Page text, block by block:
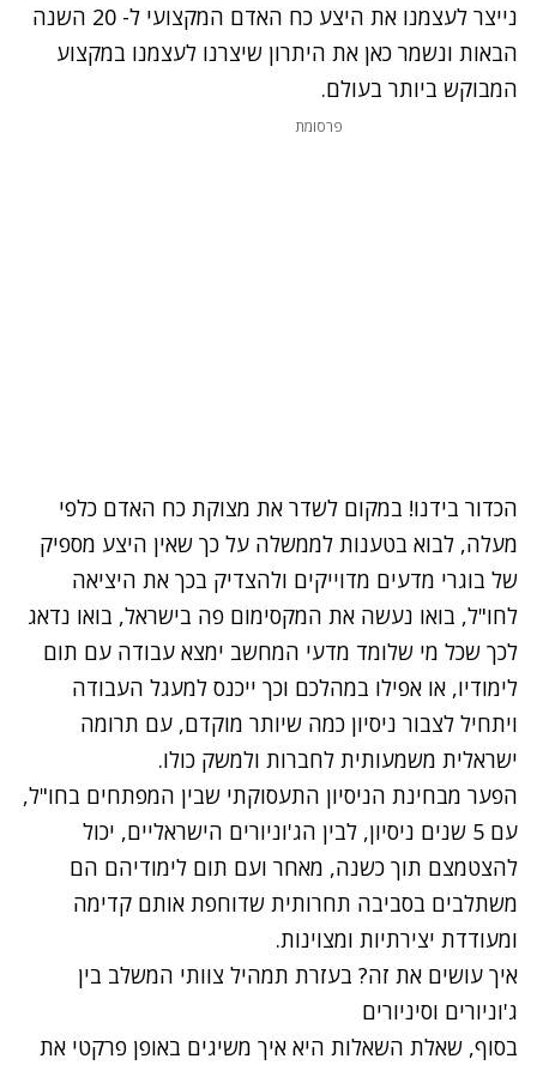
נייצר לעצמנו את היצע כח האדם המקצועי ל- 20 השנה
הבאות ונשמר כאן את היתרון שיצרנו לעצמנו במקצוע
המבוקש ביותר בעולם.
פרסומת
הכדור בידנו! במקום לשדר את מצוקת כח האדם כלפי
מעלה, לבוא בטענות לממשלה על כך שאין היצע מספיק
של בוגרי מדעים מדוייקים ולהצדיק בכך את היציאה
לחו"ל, בואו נעשה את המקסימום פה בישראל, בואו נדאג
לכך שכל מי שלומד מדעי המחשב ימצא עבודה עם תום
לימודיו, או אפילו במהלכם וכך ייכנס למעגל העבודה
ויתחיל לצבור ניסיון כמה שיותר מוקדם, עם תרומה
ישראלית משמעותית לחברות ולמשק כולו.
הפער מבחינת הניסיון התעסוקתי שבין המפתחים בחו"ל,
עם 5 שנים ניסיון, לבין הג'וניורים הישראליים, יכול
להצטמצם תוך כשנה, מאחר ועם תום לימודיהם הם
משתלבים בסביבה תחרותית שדוחפת אותם קדימה
ומעודדת יצירתיות ומצוינות.
איך עושים את זה? בעזרת תמהיל צוותי המשלב בין
ג'וניורים וסיניורים
בסוף, שאלת השאלות היא איך משיגים באופן פרקטי את